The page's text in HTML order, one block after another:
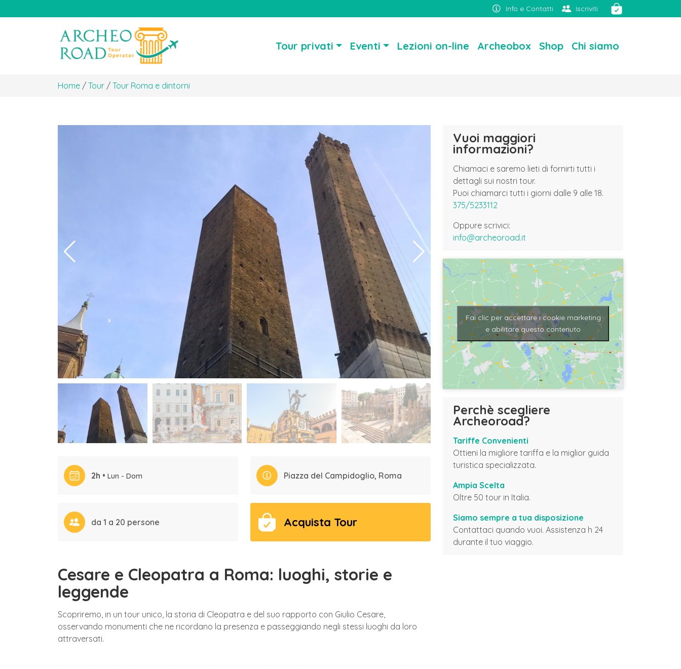
Info e Contatti Iscriviti
Tour privati Eventi Lezioni on-line Archeobox Shop Chi siamo
Home / Tour / Tour Roma e dintorni
2h • Lun - Dom Piazza del Campidoglio, Roma
da 1 a 20 persone Acquista Tour
Cesare e Cleopatra a Roma: luoghi, storie e
leggende
Scopriremo, in un tour unico, la storia di Cleopatra e del suo rapporto con Giulio Cesare,
osservando monumenti che ne ricordano la presenza e passeggiando negli stessi luoghi da loro
attraversati.
Vuoi maggiori
informazioni?
Chiamaci e saremo lieti di fornirti tutti i
dettagli sui nostri tour.
Puoi chiamarci tutti i giorni dalle 9 alle 18.
375/5233112
Oppure scrivici:
info@archeoroad.it
Fai clic per accettare i cookie marketing
e abilitare questo contenuto
Perchè scegliere
Archeoroad?
Tariffe Convenienti
Ottieni la migliore tariffa e la miglior guida
turistica specializzata.
Ampia Scelta
Oltre 50 tour in Italia.
Siamo sempre a tua disposizione
Contattaci quando vuoi. Assistenza h 24
durante il tuo viaggio.